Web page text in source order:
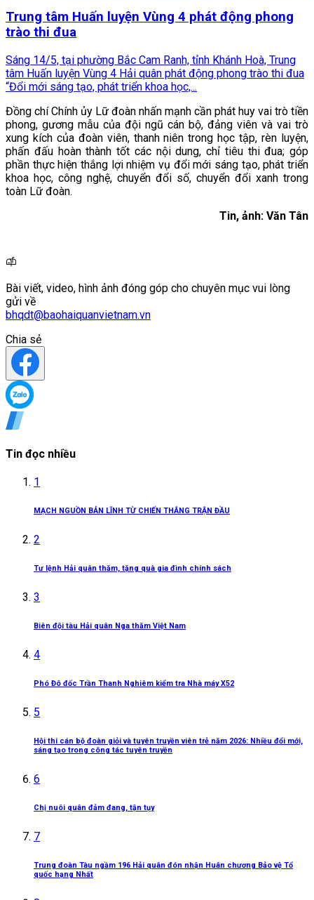
Trung tâm Huấn luyện Vùng 4 phát động phong
trào thi đua
Sáng 14/5, tại phường Bắc Cam Ranh, tỉnh Khánh Hoà, Trung
tâm Huấn luyện Vùng 4 Hải quân phát động phong trào thi đua
“Đổi mới sáng tạo, phát triển khoa học,...
Đồng chí Chính ủy Lữ đoàn nhấn mạnh cần phát huy vai trò tiền
phong, gương mẫu của đội ngũ cán bộ, đảng viên và vai trò
xung kích của đoàn viên, thanh niên trong học tập, rèn luyện,
phấn đấu hoàn thành tốt các nội dung, chỉ tiêu thi đua; góp
phần thực hiện thắng lợi nhiệm vụ đổi mới sáng tạo, phát triển
khoa học, công nghệ, chuyển đổi số, chuyển đổi xanh trong
toàn Lữ đoàn.
Tin, ảnh: Văn Tân
Bài viết, video, hình ảnh đóng góp cho chuyên mục vui lòng
gửi về
bhqdt@baohaiquanvietnam.vn
Chia sẻ
Tin đọc nhiều
1
MẠCH NGUỒN BẢN LĨNH TỪ CHIẾN THẮNG TRẬN ĐẦU
2
Tư lệnh Hải quân thăm, tặng quà gia đình chính sách
3
Biên đội tàu Hải quân Nga thăm Việt Nam
4
Phó Đô đốc Trần Thanh Nghiêm kiểm tra Nhà máy X52
5
Hội thi cán bộ đoàn giỏi và tuyên truyền viên trẻ năm 2026: Nhiều đổi mới,
sáng tạo trong công tác tuyên truyền
6
Chị nuôi quân đảm đang, tận tụy
7
Trung đoàn Tàu ngầm 196 Hải quân đón nhận Huân chương Bảo vệ Tổ
quốc hạng Nhất